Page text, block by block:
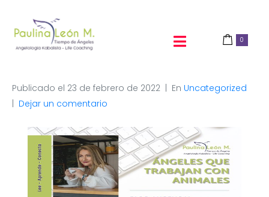
0
Publicado el 23 de febrero de 2022 En Uncategorized
Dejar un comentario